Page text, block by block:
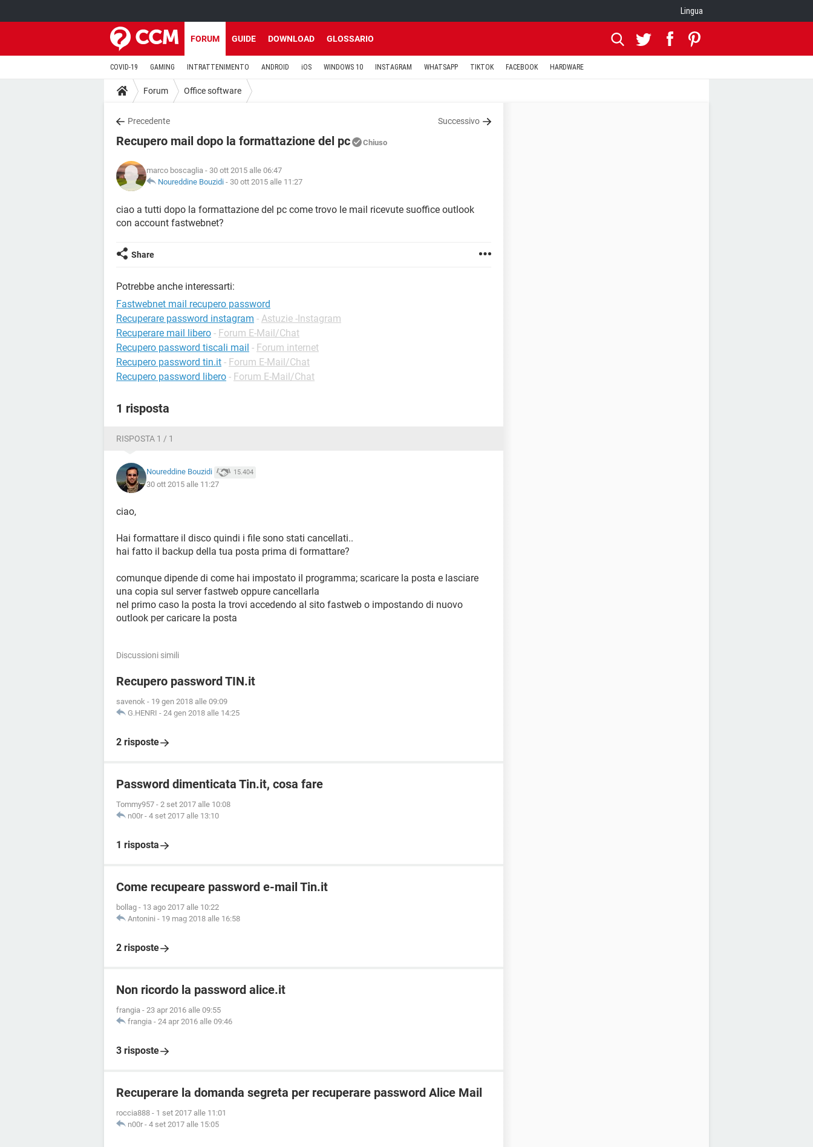
Lingua
FORUM GUIDE DOWNLOAD GLOSSARIO
COVID-19 GAMING INTRATTENIMENTO ANDROID iOS WINDOWS 10 INSTAGRAM WHATSAPP TIKTOK FACEBOOK HARDWARE
Forum Office software
Precedente Successivo
Recupero mail dopo la formattazione del pc Chiuso
marco boscaglia - 30 ott 2015 alle 06:47
Noureddine Bouzidi - 30 ott 2015 alle 11:27
ciao a tutti dopo la formattazione del pc come trovo le mail ricevute suoffice outlook
con account fastwebnet?
Share
Potrebbe anche interessarti:
Fastwebnet mail recupero password
Recuperare password instagram - Astuzie -Instagram
Recuperare mail libero - Forum E-Mail/Chat
Recupero password tiscali mail - Forum internet
Recupero password tin.it - Forum E-Mail/Chat
Recupero password libero - Forum E-Mail/Chat
1 risposta
RISPOSTA 1 / 1
Noureddine Bouzidi 15.404
30 ott 2015 alle 11:27
ciao,
Hai formattare il disco quindi i file sono stati cancellati..
hai fatto il backup della tua posta prima di formattare?
comunque dipende di come hai impostato il programma; scaricare la posta e lasciare
una copia sul server fastweb oppure cancellarla
nel primo caso la posta la trovi accedendo al sito fastweb o impostando di nuovo
outlook per caricare la posta
Discussioni simili
Recupero password TIN.it
savenok - 19 gen 2018 alle 09:09
G.HENRI - 24 gen 2018 alle 14:25
2 risposte
Password dimenticata Tin.it, cosa fare
Tommy957 - 2 set 2017 alle 10:08
n00r - 4 set 2017 alle 13:10
1 risposta
Come recupeare password e-mail Tin.it
bollag - 13 ago 2017 alle 10:22
Antonini - 19 mag 2018 alle 16:58
2 risposte
Non ricordo la password alice.it
frangia - 23 apr 2016 alle 09:55
frangia - 24 apr 2016 alle 09:46
3 risposte
Recuperare la domanda segreta per recuperare password Alice Mail
roccia888 - 1 set 2017 alle 11:01
n00r - 4 set 2017 alle 15:05